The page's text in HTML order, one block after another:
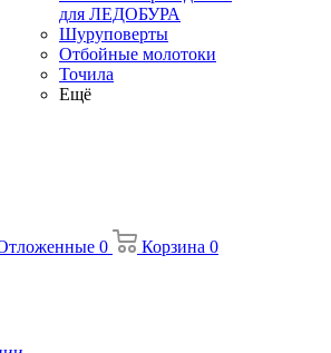
для ЛЕДОБУРА
Шуруповерты
Отбойные молотоки
Точила
Ещё
0 Корзина 0